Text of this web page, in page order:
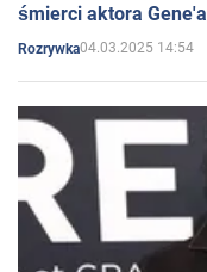
śmierci aktora
Rozrywka04.03.2025 14:54